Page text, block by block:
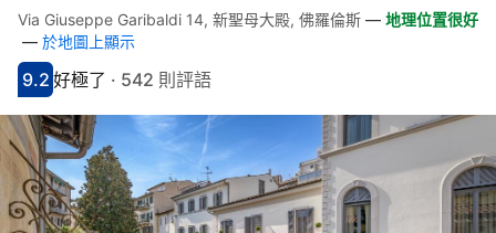
快速連結
跳至住宿介紹
跳至熱門設施
跳至客房類型
跳至訂房政策
Via Giuseppe Garibaldi 14, 新聖母大殿, 佛羅倫斯 — 地理位置很好
— 於地圖上顯示
分數9.2分
9.2
評比好極了
好極了 · 542 則評語